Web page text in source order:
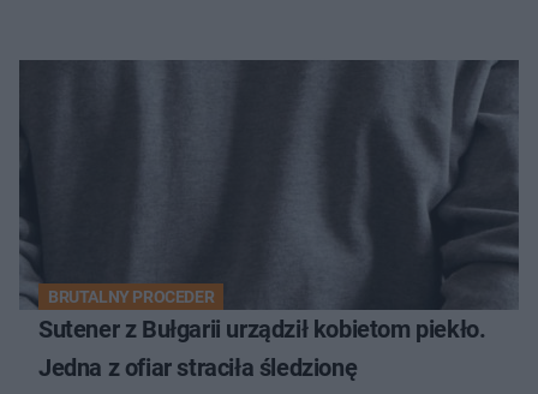
BRUTALNY PROCEDER
Sutener z Bułgarii urządził kobietom piekło.
Jedna z ofiar straciła śledzionę